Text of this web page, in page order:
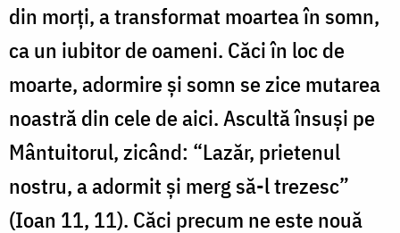
din morți, a transformat moartea în somn,
ca un iubitor de oameni. Căci în loc de
moarte, adormire și somn se zice mutarea
noastră din cele de aici. Ascultă însuși pe
Mântuitorul, zicând: “Lazăr, prietenul
nostru, a adormit și merg să-l trezesc”
(Ioan 11, 11). Căci precum ne este nouă